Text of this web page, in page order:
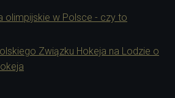
olimpijskie w Polsce - czy to
Związku Hokeja na Lodzie o